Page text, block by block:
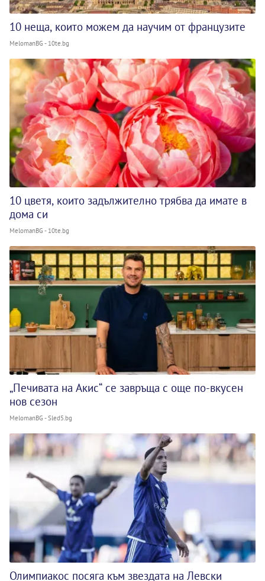
10 неща, които можем да научим от французите
MelomanBG - 10te.bg
10 цветя, които задължително трябва да имате в
дома си
MelomanBG - 10te.bg
„Печивата на Акис“ се завръща с още по-вкусен
нов сезон
MelomanBG - Sled5.bg
Олимпиакос посяга към звездата на Левски